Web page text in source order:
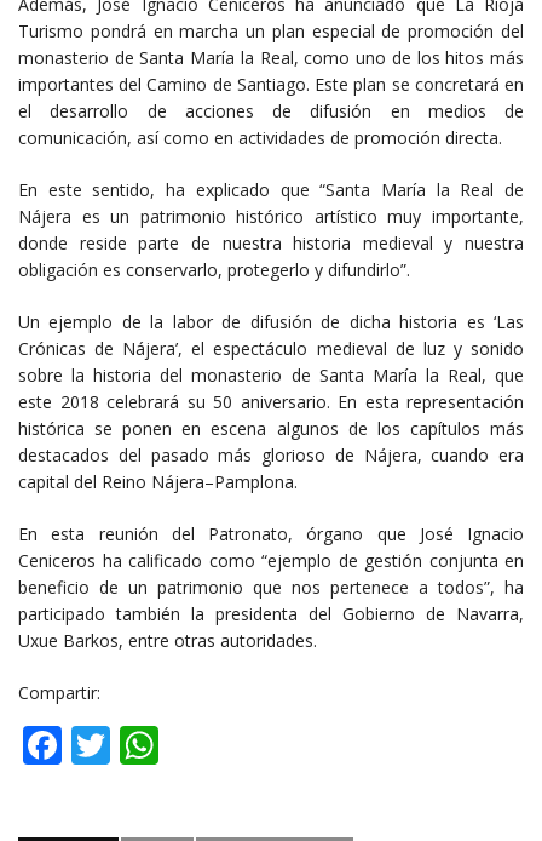
Turismo pondrá en marcha un plan especial de promoción del
monasterio de Santa María la Real, como uno de los hitos más
importantes del Camino de Santiago. Este plan se concretará en
el desarrollo de acciones de difusión en medios de
comunicación, así como en actividades de promoción directa.
En este sentido, ha explicado que “Santa María la Real de
Nájera es un patrimonio histórico artístico muy importante,
donde reside parte de nuestra historia medieval y nuestra
obligación es conservarlo, protegerlo y difundirlo”.
Un ejemplo de la labor de difusión de dicha historia es ‘Las
Crónicas de Nájera’, el espectáculo medieval de luz y sonido
sobre la historia del monasterio de Santa María la Real, que
este 2018 celebrará su 50 aniversario. En esta representación
histórica se ponen en escena algunos de los capítulos más
destacados del pasado más glorioso de Nájera, cuando era
capital del Reino Nájera–Pamplona.
En esta reunión del Patronato, órgano que José Ignacio
Ceniceros ha calificado como “ejemplo de gestión conjunta en
beneficio de un patrimonio que nos pertenece a todos”, ha
participado también la presidenta del Gobierno de Navarra,
Uxue Barkos, entre otras autoridades.
Compartir:
Facebook
Twitter